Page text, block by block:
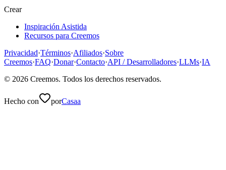
Crear
Inspiración Asistida
Recursos para Creemos
Privacidad·Términos·Afiliados·Sobre
Creemos·FAQ·Donar·Contacto·API / Desarrolladores·LLMs·IA
© 2026 Creemos. Todos los derechos reservados.
Hecho con porCasaa